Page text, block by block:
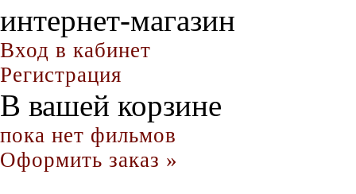
интернет-магазин
Вход в кабинет
Регистрация
В вашей корзине
пока нет фильмов
Оформить заказ »